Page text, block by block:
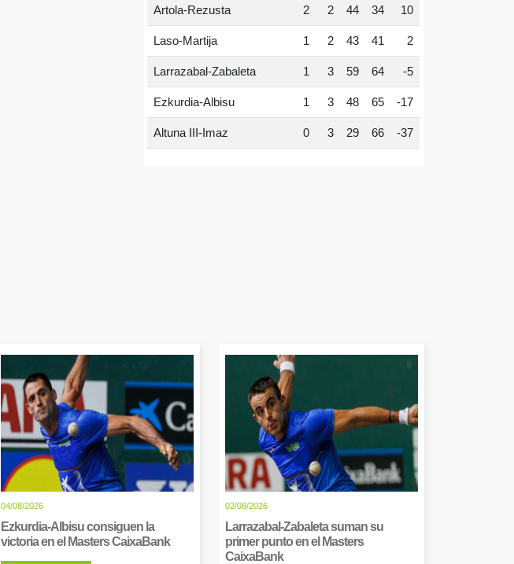
Artola-Rezusta 2 2 44 34 10
Laso-Martija 1 2 43 41 2
Larrazabal-Zabaleta 1 3 59 64 -5
Ezkurdia-Albisu 1 3 48 65 -17
Altuna III-Imaz 0 3 29 66 -37
04/08/2026
Ezkurdia-Albisu consiguen la
victoria en el Masters CaixaBank
02/08/2026
Larrazabal-Zabaleta suman su
primer punto en el Masters
CaixaBank